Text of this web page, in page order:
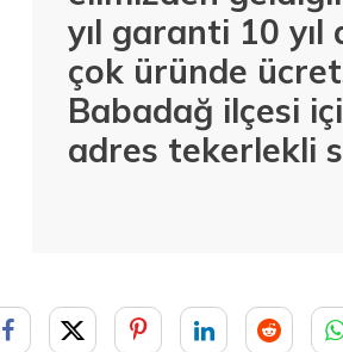
yıl garanti 10
çok üründe
Babadağ ilçesi
adres tekerlekli